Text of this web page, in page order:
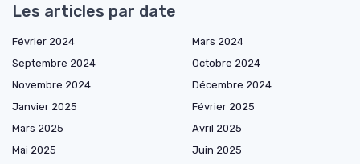
Les articles par date
Février 2024
Mars 2024
Septembre 2024
Octobre 2024
Novembre 2024
Décembre 2024
Janvier 2025
Février 2025
Mars 2025
Avril 2025
Mai 2025
Juin 2025